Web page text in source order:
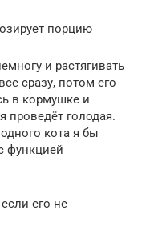
порцию
и растягивать
сразу, потом его
в кормушке и
проведёт голодая.
кота я бы
функцией
его не